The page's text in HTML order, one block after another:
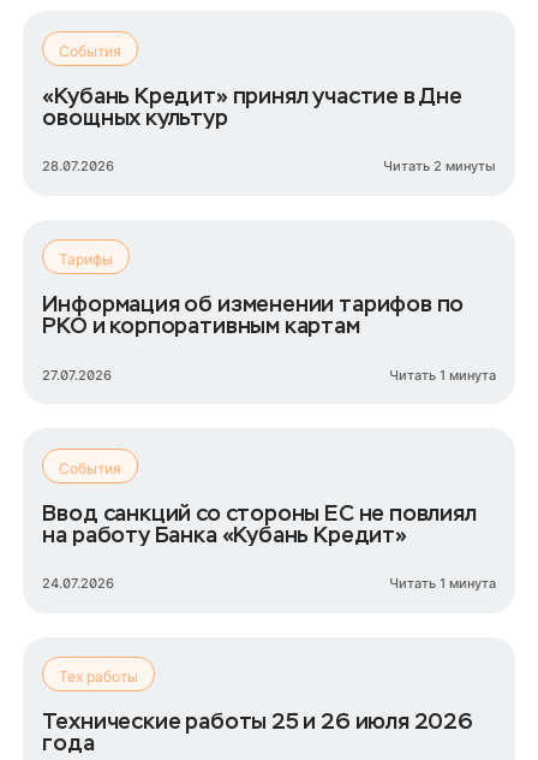
События
«Кубань Кредит» принял участие в Дне
овощных культур
28.07.2026 Читать 2 минуты
Тарифы
Информация об изменении тарифов по
РКО и корпоративным картам
27.07.2026 Читать 1 минута
События
Ввод санкций со стороны ЕС не повлиял
на работу Банка «Кубань Кредит»
24.07.2026 Читать 1 минута
Тех работы
Технические работы 25 и 26 июля 2026
года